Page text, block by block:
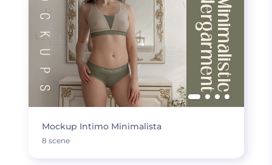
Mockup Intimo Minimalista
8 scene